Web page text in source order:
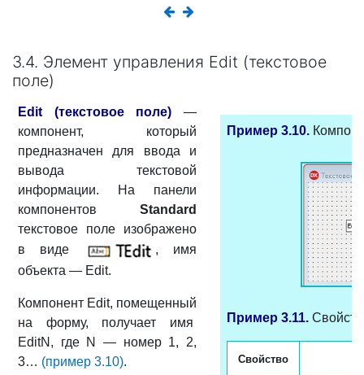
3.4. Элемент управления Edit (текстовое
поле)
Edit (текстовое поле)
—
компонент, который
предназначен для ввода и
вывода текстовой
информации. На панели
компонентов Standard
текстовое поле изображено
в виде
, имя
объекта — Edit.
Компонент Edit, помещенный
на форму, получает имя
EditN, где N — номер 1, 2,
3… (пример 3.10).
Пример 3.10.
Пример 3.11.
Свойство